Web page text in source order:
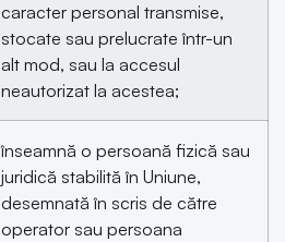
caracter personal transmise,
stocate sau prelucrate într-un
alt mod, sau la accesul
neautorizat la acestea;
înseamnă o persoană fizică sau
juridică stabilită în Uniune,
desemnată în scris de către
operator sau persoana